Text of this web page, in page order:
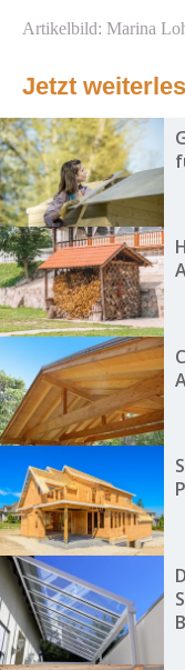
Artikelbild: Marina
Jetzt